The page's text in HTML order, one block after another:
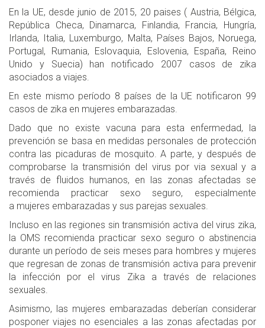
En la UE, desde junio de 2015, 20 paises ( Austria, Bélgica,
República Checa, Dinamarca, Finlandia, Francia, Hungría,
Irlanda, Italia, Luxemburgo, Malta, Países Bajos, Noruega,
Portugal, Rumania, Eslovaquia, Eslovenia, España, Reino
Unido y Suecia) han notificado 2007 casos de zika
asociados a viajes.
En este mismo período 8 países de la UE notificaron 99
casos de zika en mujeres embarazadas.
Dado que no existe vacuna para esta enfermedad, la
prevención se basa en medidas personales de protección
contra las picaduras de mosquito. A parte, y después de
comprobarse la transmisión del virus por via sexual y a
través de fluidos humanos, en las zonas afectadas se
recomienda practicar sexo seguro, especialmente
a mujeres embarazadas y sus parejas sexuales.
Incluso en las regiones sin transmisión activa del virus zika,
la OMS recomienda practicar sexo seguro o abstinencia
durante un período de seis meses para hombres y mujeres
que regresan de zonas de transmisión activa para prevenir
la infección por el virus Zika a través de relaciones
sexuales.
Asimismo, las mujeres embarazadas deberían considerar
posponer viajes no esenciales a las zonas afectadas por